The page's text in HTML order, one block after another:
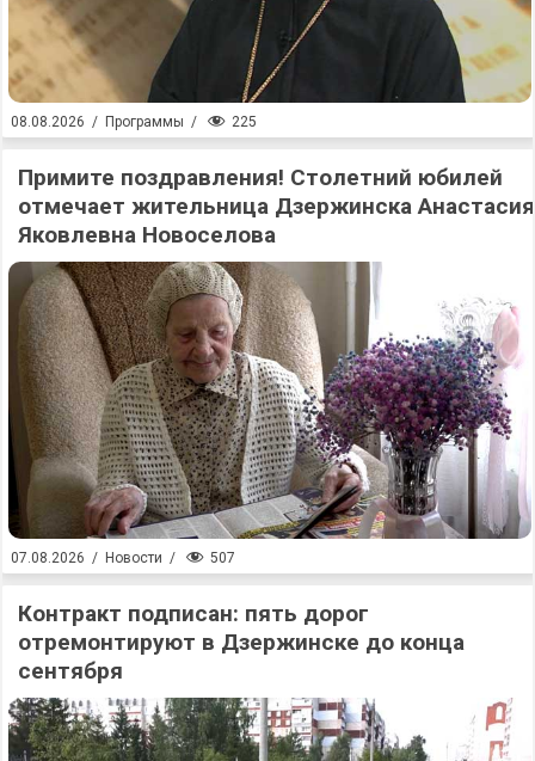
08.08.2026 / Программы / 225
Примите поздравления! Столетний юбилей
отмечает жительница Дзержинска Анастасия
Яковлевна Новоселова
07.08.2026 / Новости / 507
Контракт подписан: пять дорог
отремонтируют в Дзержинске до конца
сентября